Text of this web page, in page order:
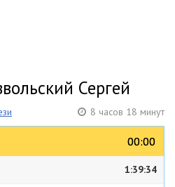
Сергей
8 часов 18 минут
00:00
00:00
1:39:34